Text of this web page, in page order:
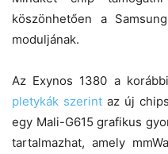
köszönhetően a
moduljának.
Az Exynos 1380 a
pletykák szerint az új
egy Mali-G615 grafikus
tartalmazhat, amely